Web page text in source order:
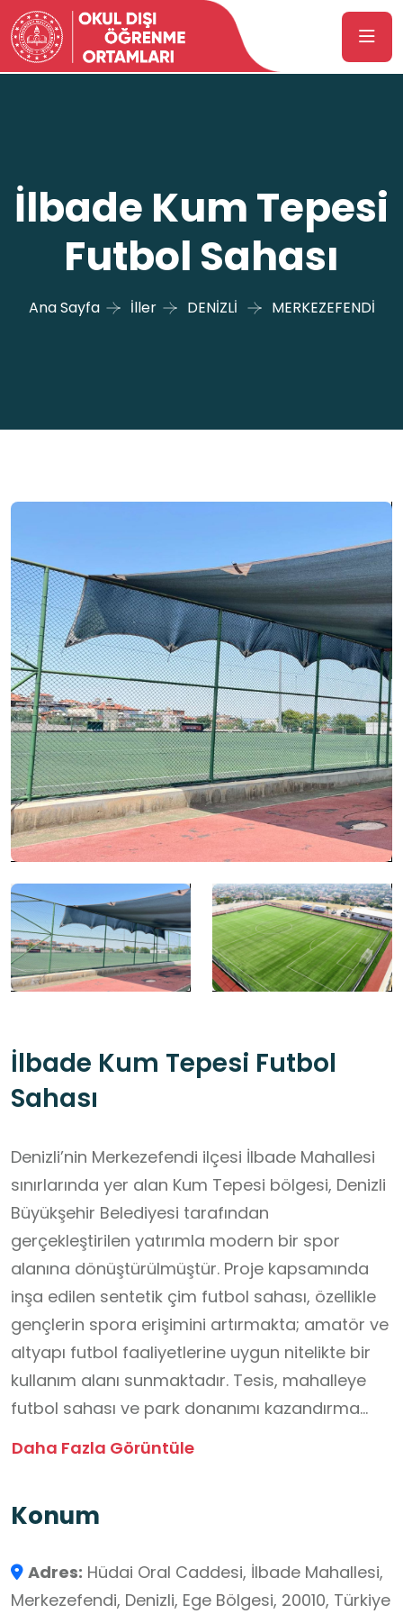
İlbade Kum Tepesi
Futbol Sahası
Ana Sayfa İller DENİZLİ MERKEZEFENDİ
İlbade Kum Tepesi Futbol
Sahası
Denizli’nin Merkezefendi ilçesi İlbade Mahallesi
sınırlarında yer alan Kum Tepesi bölgesi, Denizli
Büyükşehir Belediyesi tarafından
gerçekleştirilen yatırımla modern bir spor
alanına dönüştürülmüştür. Proje kapsamında
inşa edilen sentetik çim futbol sahası, özellikle
gençlerin spora erişimini artırmakta; amatör ve
altyapı futbol faaliyetlerine uygun nitelikte bir
kullanım alanı sunmaktadır. Tesis, mahalleye
futbol sahası ve park donanımı kazandırma
hedefi doğrultusunda planlanmıştır. Tesisin
bölümleri ve kulvar sistemli koşu yolları yer
yaşam alanı oluşturulmuştur. Sahaya erişim,
İlbade Mahallesi iç yolları ve toplu taşıma
Daha Fazla Görüntüle
Konum
Adres: Hüdai Oral Caddesi, İlbade Mahallesi,
Merkezefendi, Denizli, Ege Bölgesi, 20010, Türkiye